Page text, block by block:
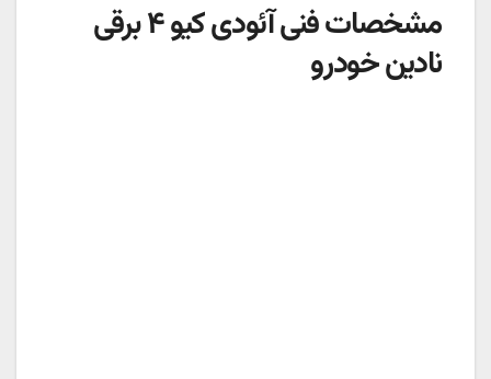
مشخصات فنی آئودی کیو ۴ برقی
نادین خودرو